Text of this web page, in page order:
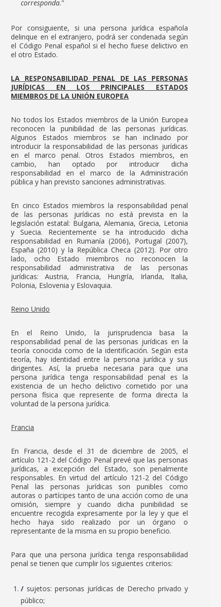
corresponda.”
Por consiguiente, si una persona jurídica española
delinque en el extranjero, podrá ser condenada según
el Código Penal español si el hecho fuese delictivo en
el otro Estado.
LA RESPONSABILIDAD PENAL DE LAS PERSONAS
JURÍDICAS EN LOS PRINCIPALES ESTADOS
MIEMBROS DE LA UNIÓN EUROPEA
No todos los Estados miembros de la Unión Europea
reconocen la punibilidad de las personas jurídicas.
Algunos Estados miembros se han inclinado por
introducir la responsabilidad de las personas jurídicas
en el marco penal. Otros Estados miembros, en
cambio, han optado por introducir dicha
responsabilidad en el marco de la Administración
pública y han previsto sanciones administrativas.
En cinco Estados miembros la responsabilidad penal
de las personas jurídicas no está prevista en la
legislación estatal: Bulgaria, Alemania, Grecia, Letonia
y Suecia. Recientemente se ha introducido dicha
responsabilidad en Rumanía (2006), Portugal (2007),
España (2010) y la República Checa (2012). Por otro
lado, ocho Estado miembros no reconocen la
responsabilidad administrativa de las personas
jurídicas: Austria, Francia, Hungría, Irlanda, Italia,
Polonia, Eslovenia y Eslovaquia.
Reino Unido
En el Reino Unido, la jurisprudencia basa la
responsabilidad penal de las personas jurídicas en la
teoría conocida como de la identificación. Según esta
teoría, hay identidad entre la persona jurídica y sus
dirigentes. Así, la prueba necesaria para que una
persona jurídica tenga responsabilidad penal es la
existencia de un hecho delictivo cometido por una
persona física que represente de forma directa la
voluntad de la persona jurídica.
Francia
En Francia, desde el 31 de diciembre de 2005, el
artículo 121-2 del Código Penal prevé que las personas
jurídicas, a excepción del Estado, son penalmente
responsables. En virtud del artículo 121-2 del Código
Penal las personas jurídicas son punibles como
autoras o partícipes tanto de una acción como de una
omisión, siempre y cuando dicha punibilidad se
encuentre recogida expresamente por la ley y que el
hecho haya sido realizado por un órgano o
representante de la misma en su propio beneficio.
Para que una persona jurídica tenga responsabilidad
penal se tienen que cumplir los siguientes criterios:
sujetos: personas jurídicas de Derecho privado y
público;